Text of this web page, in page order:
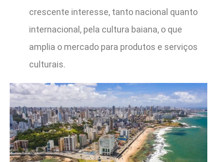
crescente interesse, tanto nacional quanto
internacional, pela cultura baiana, o que
amplia o mercado para produtos e serviços
culturais.